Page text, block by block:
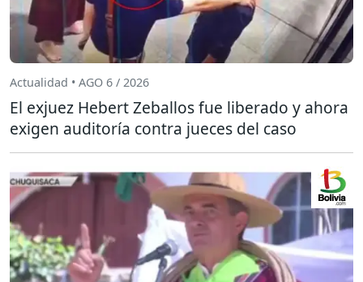
Actualidad • AGO 6 / 2026
El exjuez Hebert Zeballos fue liberado y ahora
exigen auditoría contra jueces del caso